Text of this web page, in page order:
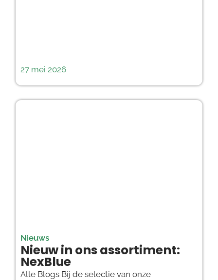
27 mei 2026
Nieuws
Nieuw in ons assortiment:
NexBlue
Alle Blogs Bij de selectie van onze